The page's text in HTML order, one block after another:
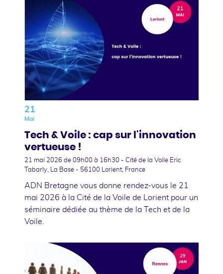
21
Mai
Tech & Voile : cap sur l'innovation
vertueuse !
21 mai 2026 de 09h00 à 16h30 - Cité de la Voile Eric
Tabarly, La Base - 56100 Lorient, France
ADN Bretagne vous donne rendez-vous le 21
mai 2026 à la Cité de la Voile de Lorient pour un
séminaire dédiée au thème de la Tech et de la
Voile.